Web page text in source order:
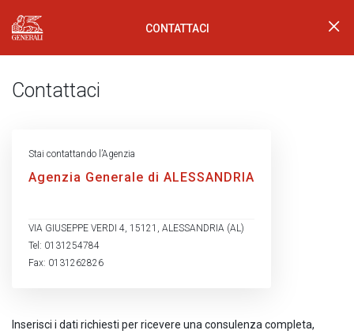
Generali Logo CONTATTACI
Contattaci
Inserisci i dati richiesti per ricevere una consulenza completa,
Stai contattando l’Agenzia
Agenzia Generale di ALESSANDRIA
VIA GIUSEPPE VERDI 4, 15121, ALESSANDRIA (AL)
Tel: 0131254784
Fax: 0131262826